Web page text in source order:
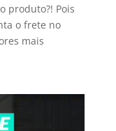
produto?! Pois
o frete no
mais